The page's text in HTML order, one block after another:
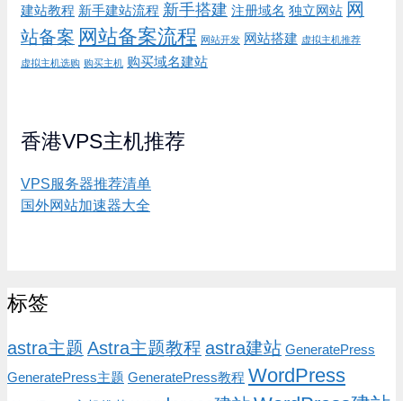
建站教程 新手建站流程 新手搭建 注册域名 独立网站 网
站备案 网站备案流程 网站开发 网站搭建 虚拟主机推荐
虚拟主机选购 购买主机 购买域名建站
香港VPS主机推荐
VPS服务器推荐清单
国外网站加速器大全
标签
astra主题 Astra主题教程 astra建站 GeneratePress
GeneratePress主题 GeneratePress教程 WordPress